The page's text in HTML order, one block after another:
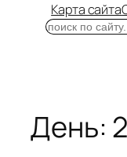
Карта сайта
Поиск
День: